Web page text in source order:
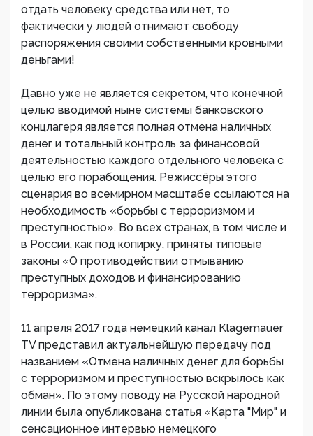
отдать человеку средства или нет, то
фактически у людей отнимают свободу
распоряжения своими собственными кровными
деньгами!
Давно уже не является секретом, что конечной
целью вводимой ныне системы банковского
концлагеря является полная отмена наличных
денег и тотальный контроль за финансовой
деятельностью каждого отдельного человека с
целью его порабощения. Режиссёры этого
сценария во всемирном масштабе ссылаются на
необходимость «борьбы с терроризмом и
преступностью». Во всех странах, в том числе и
в России, как под копирку, приняты типовые
законы «О противодействии отмыванию
преступных доходов и финансированию
терроризма».
11 апреля 2017 года немецкий канал Klagemauer
TV представил актуальнейшую передачу под
названием «Отмена наличных денег для борьбы
с терроризмом и преступностью вскрылось как
обман». По этому поводу на Русской народной
линии была опубликована статья «Карта "Мир" и
сенсационное интервью немецкого